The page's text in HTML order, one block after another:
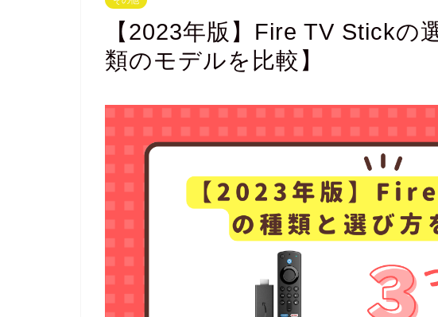
【2023年版】Fire TV Stickの
類のモデルを比較】